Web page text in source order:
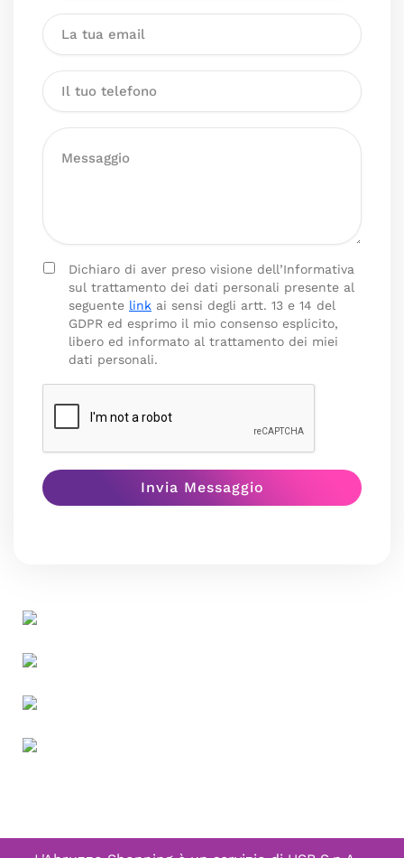
Dichiaro di aver preso visione dell’Informativa
sul trattamento dei dati personali presente al
seguente link ai sensi degli artt. 13 e 14 del
GDPR ed esprimo il mio consenso esplicito,
libero ed informato al trattamento dei miei
dati personali.